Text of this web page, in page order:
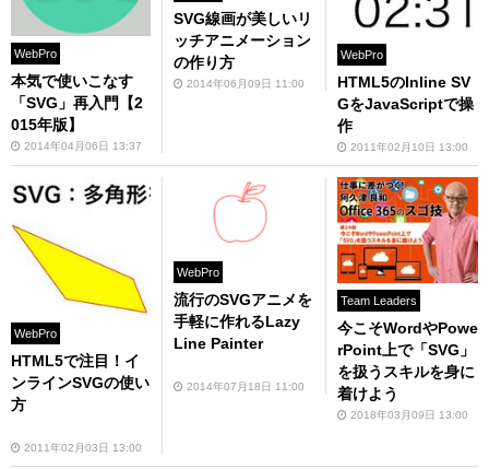
WebPro
本気で使いこなす
「SVG」再入門【2
015年版】
2014年04月06日 13:37
SVG線画が美しいリ
ッチアニメーション
の作り方
2014年06月09日 11:00
WebPro
HTML5のInline SV
GをJavaScriptで操
作
2011年02月10日 13:00
WebPro
HTML5で注目！イ
ンラインSVGの使い
方
2011年02月03日 13:00
WebPro
流行のSVGアニメを
手軽に作れるLazy
Line Painter
2014年07月18日 11:00
Team Leaders
今こそWordやPowe
rPoint上で「SVG」
を扱うスキルを身に
着けよう
2018年03月09日 13:00